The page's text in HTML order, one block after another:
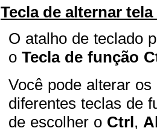
Tecla de alternar
O atalho de teclado
o Tecla de função
Você pode alterar
diferentes teclas de
de escolher o Ctrl ,